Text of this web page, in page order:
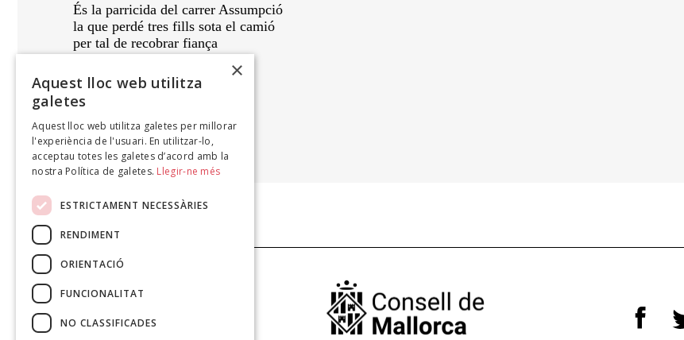
És la parricida del carrer Assumpció
la que perdé tres fills sota el camió
per tal de recobrar fiança
d’assegurança del menor
sacrificà seus fills
per viure millor.
ANTONI CALDENTEY
Portocolom: 8 cançons, 2006
×
Aquest lloc web utilitza
galetes
Aquest lloc web utilitza galetes per millorar
l'experiència de l'usuari. En utilitzar-lo,
acceptau totes les galetes d’acord amb la
nostra Política de galetes. Llegir-ne més
ESTRICTAMENT NECESSÀRIES
RENDIMENT
ORIENTACIÓ
FUNCIONALITAT
NO CLASSIFICADES